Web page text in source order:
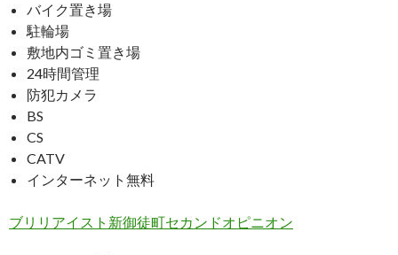
バイク置き場
駐輪場
敷地内ゴミ置き場
24時間管理
防犯カメラ
BS
CS
CATV
インターネット無料
ブリリアイスト新御徒町セカンドオピニオン